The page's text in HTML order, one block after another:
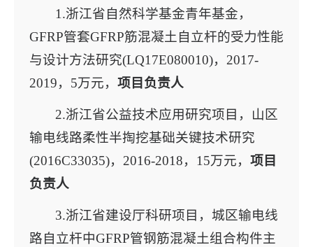
1.浙江省自然科学基金青年基金，
GFRP管套GFRP筋混凝土自立杆的受力性能
与设计方法研究(LQ17E080010)，2017-
2019，5万元， 项目负责人
2.浙江省公益技术应用研究项目，山区
输电线路柔性半掏挖基础关键技术研究
(2016C33035)，2016-2018，15万元， 项目
负责人
3.浙江省建设厅科研项目，城区输电线
路自立杆中GFRP管钢筋混凝土组合构件主